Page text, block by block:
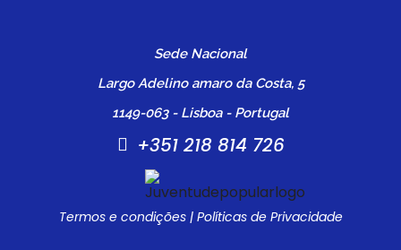
Sede Nacional
Largo Adelino amaro da Costa, 5
1149-063 - Lisboa - Portugal
+351 218 814 726
Termos e condições| Políticas de Privacidade